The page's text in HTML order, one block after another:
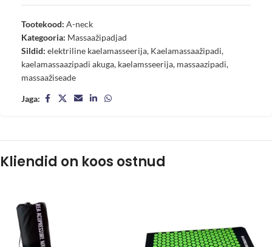
Tootekood: A-neck
Kategooria: Massaažipadjad
Sildid: elektriline kaelamasseerija, Kaelamassaažipadi,
kaelamassaazipadi akuga, kaelamsseerija, massaazipadi,
massaažiseade
Jaga:
Kliendid on koos ostnud